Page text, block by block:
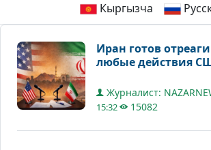
Кыргызча
Иран готов
любые действия
Журналист:
15:32
15082